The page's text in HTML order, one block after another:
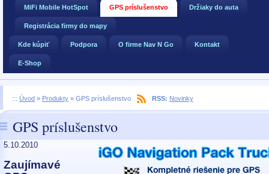
MiFi Mobile HotSpot GPS príslušenstvo Držiaky do auta
Registrácia firmy do mapy
Kde kúpiť Podpora O firme Nav N Go Kontakt
E-Shop
RSS: Novinky
::: Úvod » Produkty » GPS príslušenstvo
GPS príslušenstvo
5.10.2010
Zaujímavé